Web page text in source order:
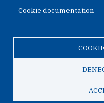
Cookie documentation
© 2026 One Earth Future
Accessibility|